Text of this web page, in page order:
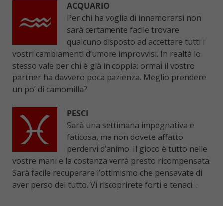
ACQUARIO
Per chi ha voglia di innamorarsi non
sarà certamente facile trovare
qualcuno disposto ad accettare tutti i
vostri cambiamenti d’umore improvvisi. In realtà lo
stesso vale per chi è già in coppia: ormai il vostro
partner ha davvero poca pazienza. Meglio prendere
un po’ di camomilla?
PESCI
Sarà una settimana impegnativa e
faticosa, ma non dovete affatto
perdervi d’animo. Il gioco è tutto nelle
vostre mani e la costanza verrà presto ricompensata.
Sarà facile recuperare l’ottimismo che pensavate di
aver perso del tutto. Vi riscoprirete forti e tenaci…